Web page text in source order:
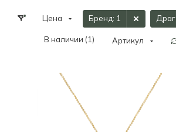
Цена Бренд: 1
В наличии (1) Артикул